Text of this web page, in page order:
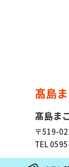
髙島
髙島ま
〒519-
TEL